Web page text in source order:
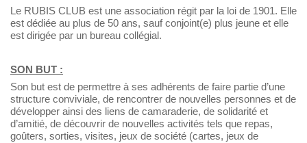
Le RUBIS CLUB est une association régit par la loi de 1901. Elle
est dédiée au plus de 50 ans, sauf conjoint(e) plus jeune et elle
est dirigée par un bureau collégial.
SON BUT :
Son but est de permettre à ses adhérents de faire partie d’une
structure conviviale, de rencontrer de nouvelles personnes et de
développer ainsi des liens de camaraderie, de solidarité et
d’amitié, de découvrir de nouvelles activités tels que repas,
goûters, sorties, visites, jeux de société (cartes, jeux de